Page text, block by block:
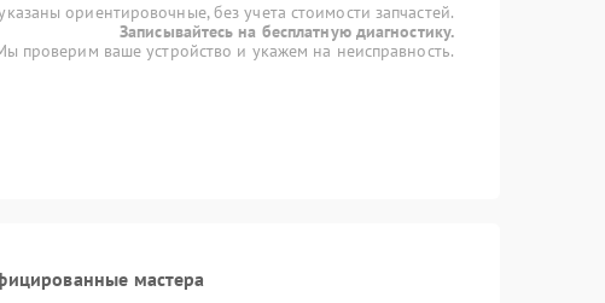
ориентировочные, без учета стоимости запчастей.
Записывайтесь на бесплатную диагностику.
проверим ваше устройство и укажем на неисправность.
мастера